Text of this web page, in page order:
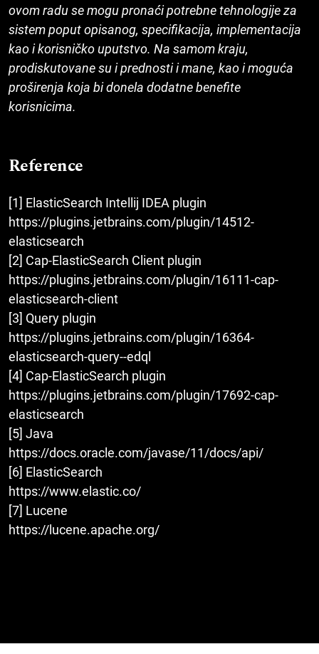
ovom radu se mogu pronaći potrebne tehnologije za
sistem poput opisanog, specifikacija, implementacija
kao i korisničko uputstvo. Na samom kraju,
prodiskutovane su i prednosti i mane, kao i moguća
proširenja koja bi donela dodatne benefite
korisnicima.
Reference
[1] ElasticSearch Intellij IDEA plugin
https://plugins.jetbrains.com/plugin/14512-
elasticsearch
[2] Cap-ElasticSearch Client plugin
https://plugins.jetbrains.com/plugin/16111-cap-
elasticsearch-client
[3] Query plugin
https://plugins.jetbrains.com/plugin/16364-
elasticsearch-query--edql
[4] Cap-ElasticSearch plugin
https://plugins.jetbrains.com/plugin/17692-cap-
elasticsearch
[5] Java
https://docs.oracle.com/javase/11/docs/api/
[6] ElasticSearch
https://www.elastic.co/
[7] Lucene
https://lucene.apache.org/